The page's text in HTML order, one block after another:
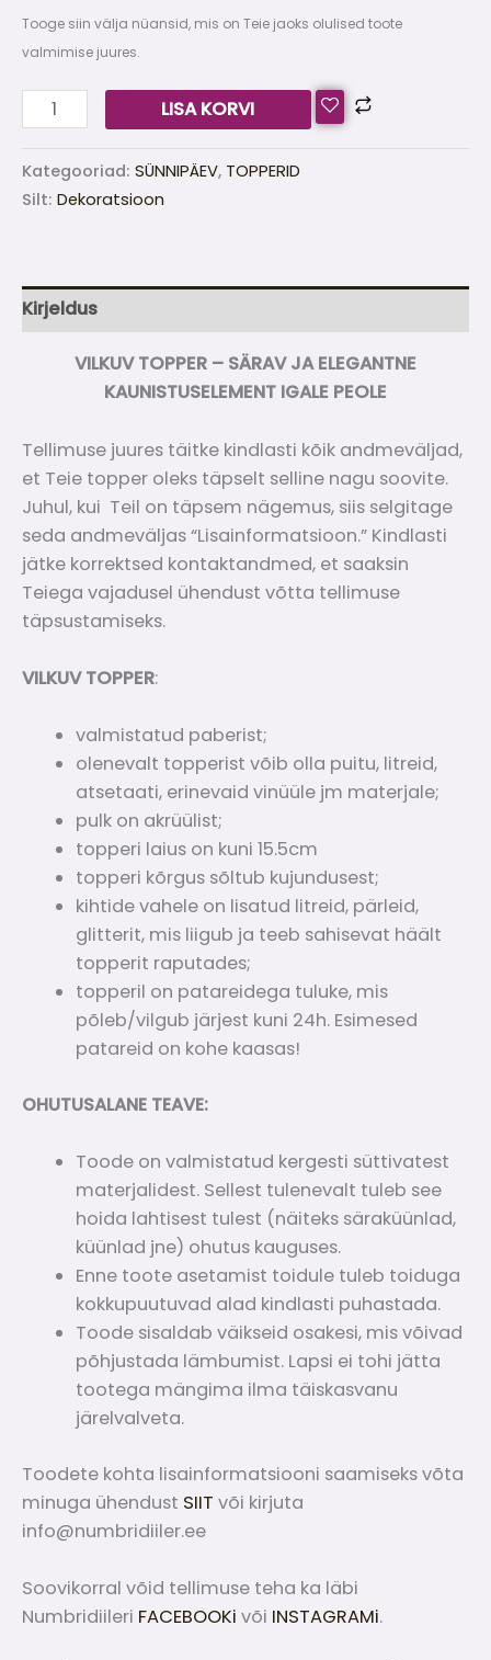
Tooge siin välja nüansid, mis on Teie jaoks olulised toote
valmimise juures.
LISA KORVI
Kategooriad: SÜNNIPÄEV, TOPPERID
Silt: Dekoratsioon
Kirjeldus
VILKUV TOPPER – SÄRAV JA ELEGANTNE
KAUNISTUSELEMENT IGALE PEOLE
Tellimuse juures täitke kindlasti kõik andmeväljad,
et Teie topper oleks täpselt selline nagu soovite.
Juhul, kui Teil on täpsem nägemus, siis selgitage
seda andmeväljas “Lisainformatsioon.” Kindlasti
jätke korrektsed kontaktandmed, et saaksin
Teiega vajadusel ühendust võtta tellimuse
täpsustamiseks.
VILKUV TOPPER:
valmistatud paberist;
olenevalt topperist võib olla puitu, litreid,
atsetaati, erinevaid vinüüle jm materjale;
pulk on akrüülist;
topperi laius on kuni 15.5cm
topperi kõrgus sõltub kujundusest;
kihtide vahele on lisatud litreid, pärleid,
glitterit, mis liigub ja teeb sahisevat häält
topperit raputades;
topperil on patareidega tuluke, mis
põleb/vilgub järjest kuni 24h. Esimesed
patareid on kohe kaasas!
OHUTUSALANE TEAVE:
Toode on valmistatud kergesti süttivatest
materjalidest. Sellest tulenevalt tuleb see
hoida lahtisest tulest (näiteks säraküünlad,
küünlad jne) ohutus kauguses.
Enne toote asetamist toidule tuleb toiduga
kokkupuutuvad alad kindlasti puhastada.
Toode sisaldab väikseid osakesi, mis võivad
põhjustada lämbumist. Lapsi ei tohi jätta
tootega mängima ilma täiskasvanu
järelvalveta.
Toodete kohta lisainformatsiooni saamiseks võta
minuga ühendust SIIT või kirjuta
info@numbridiiler.ee
Soovikorral võid tellimuse teha ka läbi
Numbridiileri FACEBOOKi või INSTAGRAMi.